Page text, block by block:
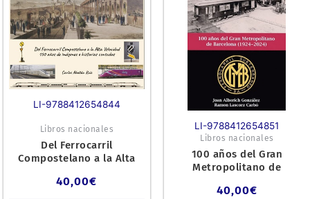
LI-9788412654844
Libros nacionales
Del Ferrocarril
Compostelano a la Alta
imágenes
40,00€
LI-9788412654851
Libros nacionales
100 años del Gran
Metropolitano de
40,00€